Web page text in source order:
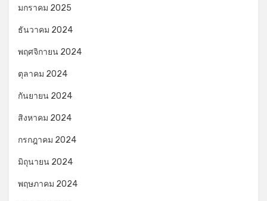
มกราคม 2025
ธันวาคม 2024
พฤศจิกายน 2024
ตุลาคม 2024
กันยายน 2024
สิงหาคม 2024
กรกฎาคม 2024
มิถุนายน 2024
พฤษภาคม 2024